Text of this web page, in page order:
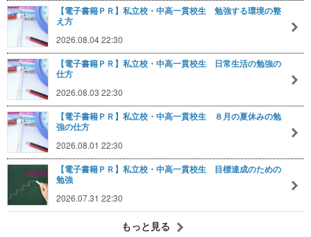
【電子書籍ＰＲ】私立校・中高一貫校生 勉強する環境の整
え方
2026.08.04 22:30
【電子書籍ＰＲ】私立校・中高一貫校生 日常生活の勉強の
仕方
2026.08.03 22:30
【電子書籍ＰＲ】私立校・中高一貫校生 ８月の夏休みの勉
強の仕方
2026.08.01 22:30
【電子書籍ＰＲ】私立校・中高一貫校生 目標達成のための
勉強
2026.07.31 22:30
もっと見る